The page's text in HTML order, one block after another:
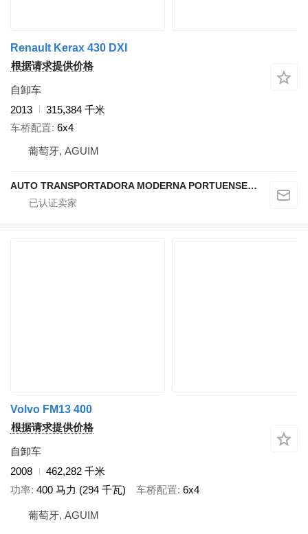
Renault Kerax 430 DXI
根据请求提供价格
自卸车
2013
315,384 千米
车桥配置 6x4
葡萄牙, AGUIM
AUTO TRANSPORTADORA MODERNA PORTUENSE SA
Volvo FM13 400
根据请求提供价格
自卸车
2008
462,282 千米
功率 400 马力 (294 千瓦) 车桥配置 6x4
葡萄牙, AGUIM